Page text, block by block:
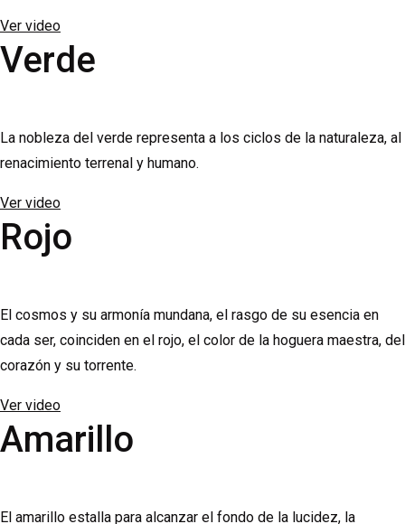
Ver video
Verde
La nobleza del verde representa a los ciclos de la naturaleza, al
renacimiento terrenal y humano.
Ver video
Rojo
El cosmos y su armonía mundana, el rasgo de su esencia en
cada ser, coinciden en el rojo, el color de la hoguera maestra, del
corazón y su torrente.
Ver video
Amarillo
El amarillo estalla para alcanzar el fondo de la lucidez, la